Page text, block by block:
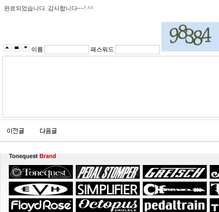
완료되었습니다. 감사합니다~~! ^^
이름 패스워드